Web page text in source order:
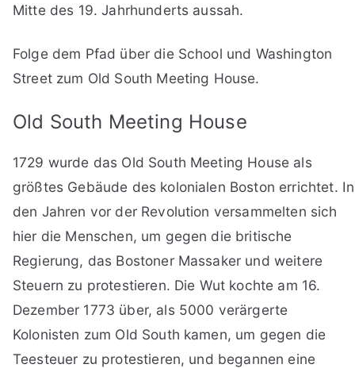
Mitte des 19. Jahrhunderts aussah.
Folge dem Pfad über die School und Washington
Street zum Old South Meeting House.
Old South Meeting House
1729 wurde das Old South Meeting House als
größtes Gebäude des kolonialen Boston errichtet. In
den Jahren vor der Revolution versammelten sich
hier die Menschen, um gegen die britische
Regierung, das Bostoner Massaker und weitere
Steuern zu protestieren. Die Wut kochte am 16.
Dezember 1773 über, als 5000 verärgerte
Kolonisten zum Old South kamen, um gegen die
Teesteuer zu protestieren, und begannen eine